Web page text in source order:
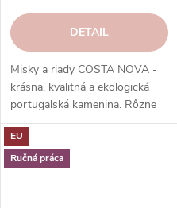
DETAIL
Misky a riady COSTA NOVA -
krásna, kvalitná a ekologická
portugalská kamenina. Rôzne
tvary, farby, vzory a veľkosti.
Objednajte si ich v našom e-
shope.
EU
Ručná práca